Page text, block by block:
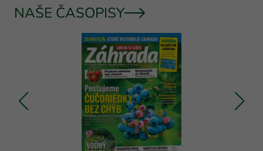
NAŠE ČASOPISY